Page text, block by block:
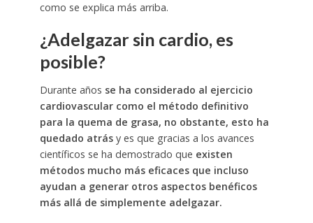
como se explica más arriba.
¿Adelgazar sin cardio, es
posible?
Durante años se ha considerado al ejercicio
cardiovascular como el método definitivo
para la quema de grasa, no obstante, esto ha
quedado atrásy es que gracias a los avances
científicos se ha demostrado que existen
métodos mucho más eficaces que incluso
ayudan a generar otros aspectos benéficos
más allá de simplemente adelgazar.